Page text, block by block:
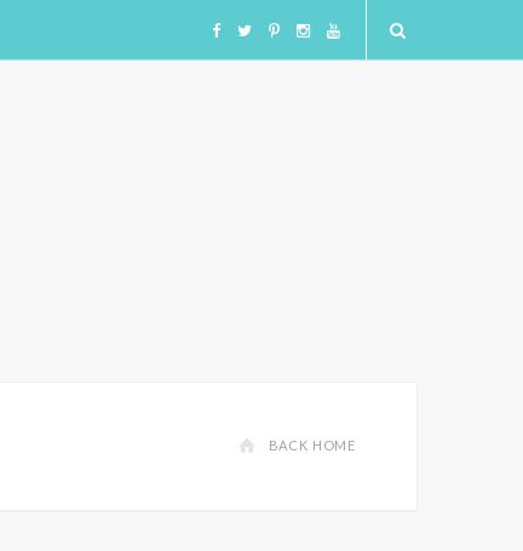
F T I
a
I
a
Y
BACK HOME